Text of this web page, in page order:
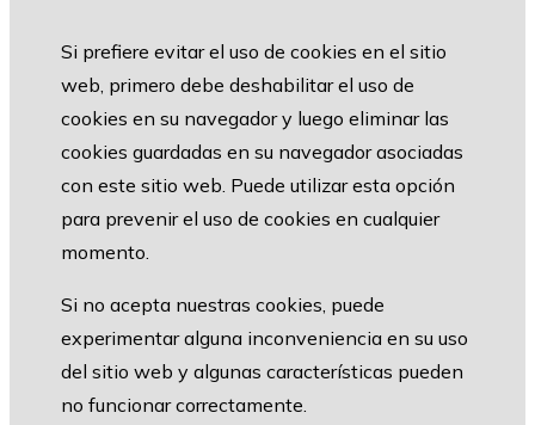
Si prefiere evitar el uso de cookies en el sitio
web, primero debe deshabilitar el uso de
cookies en su navegador y luego eliminar las
cookies guardadas en su navegador asociadas
con este sitio web. Puede utilizar esta opción
para prevenir el uso de cookies en cualquier
momento.
Si no acepta nuestras cookies, puede
experimentar alguna inconveniencia en su uso
del sitio web y algunas características pueden
no funcionar correctamente.